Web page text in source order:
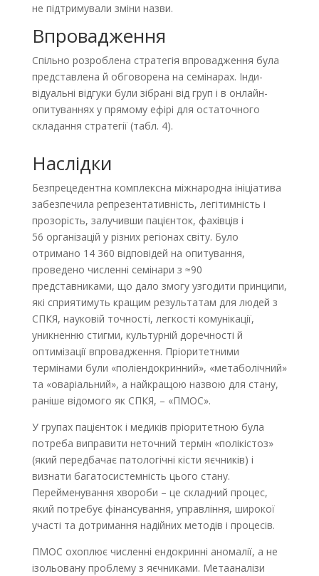
не підтримували зміни назви.
Впровадження
Спільно розроблена стратегія впровадження була
представлена й обговорена на семінарах. Інди­
відуальні відгуки були зібрані від груп і в онлайн-
опи­туваннях у прямому ефірі для остаточного
складання стратегії (табл. 4).
Наслідки
Безпрецедентна комплексна міжнародна ініціатива
забезпечила репрезентативність, легітимність і
прозорість, залучивши пацієнток, фахівців і
56 організацій у різних регіонах світу. Було
отримано 14 360 відповідей на опитування,
проведено численні семінари з ≈90
представниками, що дало змогу узгодити принципи,
які сприятимуть кращим результатам для людей з
СПКЯ, науковій точності, легкості комунікації,
уникненню стигми, культурній доречності й
оптимізації впровадження. Пріоритетними
термінами були «поліендокринний», «метаболічний»
та «оваріальний», а найкращою назвою для стану,
раніше відомого як СПКЯ, – «ПМОС».
У групах пацієнток і медиків пріоритетною була
потреба виправити неточний термін «полікістоз»
(який передбачає патологічні кісти яєчників) і
визнати багатосистемність цього стану.
Перейменування хвороби – це складний процес,
який потребує фінансування, управління, широкої
участі та дотримання надійних методів і процесів.
ПМОС охоплює численні ендокринні аномалії, а не
ізольовану проблему з яєчниками. Метааналізи